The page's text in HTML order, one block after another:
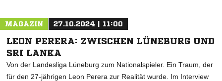
MAGAZIN 27.10.2024 | 11:00
LEON PERERA: ZWISCHEN LÜNEBURG UND
SRI LANKA
Von der Landesliga Lüneburg zum Nationalspieler. Ein Traum, der
für den 27-jährigen Leon Perera zur Realität wurde. Im Interview